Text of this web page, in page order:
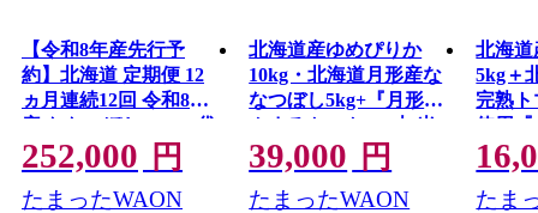
【令和8年産先行予
約】北海道 定期便 12
ヵ月連続12回 令和8年
産 ななつぼし 5kg×2袋
特A 精米 米 白米 ご飯
お米 ごはん 国産 北海
道産 ブランド米 おに
252,000 円
たまったWAON
北海道産ゆめぴりか
10kg・北海道月形産な
なつぼし5kg+『月形ま
んまるトマト』8本 米
お米 果汁飲料 野菜飲
料 トマトジュース
39,000 円
たまったWAON
北海道
5kg＋
完熟
使用
マト
汁飲料
トジュ
たま